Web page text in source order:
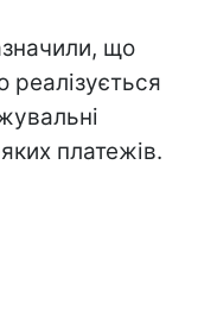
що
платежів.